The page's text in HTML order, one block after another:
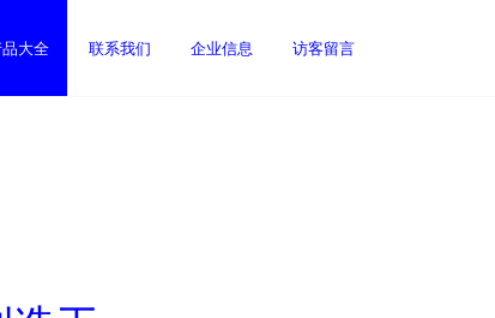
品大全 联系我们 企业信息 访客留言